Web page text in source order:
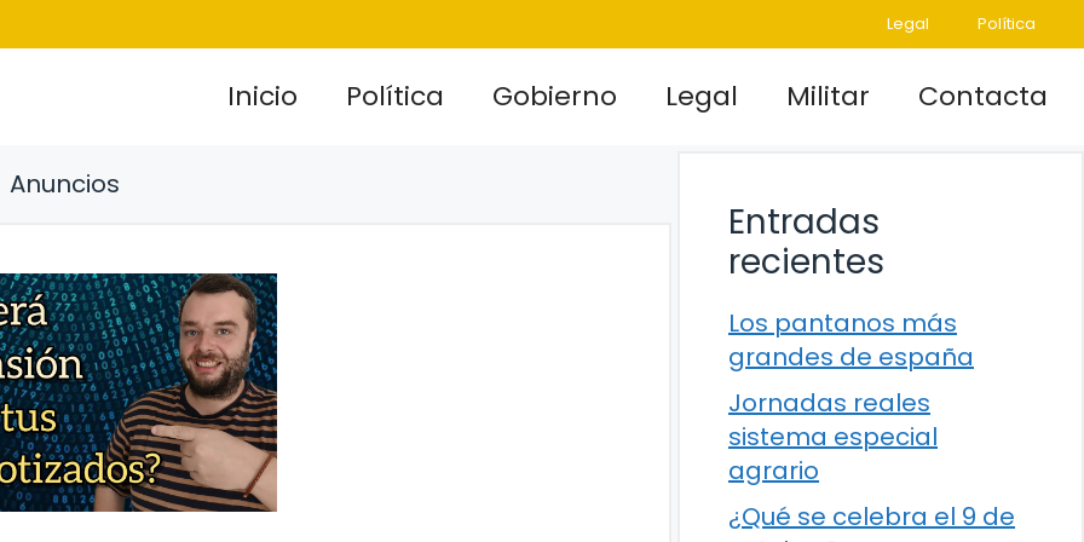
Legal Política
Inicio Política Gobierno Legal Militar Contacta
Anuncios
Entradas
recientes
Los pantanos más
grandes de españa
Jornadas reales
sistema especial
agrario
¿Qué se celebra el 9 de